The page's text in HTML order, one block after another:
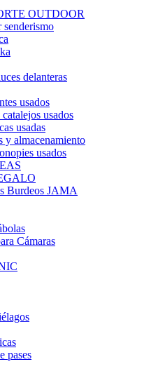
OUTDOOR
senderismo
delanteras
usados
usados
usadas
y almacenamiento
usados
Burdeos JAMA
Cámaras
pases